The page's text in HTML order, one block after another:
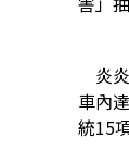
炎
車內
統15